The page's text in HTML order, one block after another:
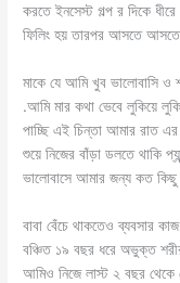
করতে ইনসেস্ট গল্প র দিকে
ফিলিং হয় তারপর আসতে
মাকে যে আমি খুব ভালোবাসি ও
.আমি মার কথা ভেবে লুকিয়ে
পাচ্ছি এই চিন্তা আমার রাত
শুয়ে নিজের বাঁড়া ডলতে থাকি
ভালোবাসে আমার জন্য কত কিছু
বাবা বেঁচে থাকতেও ব্যবসার
বঞ্চিত ১৯ বছর ধরে অভুক্ত
আমিও নিজে লাস্ট ২ বছর থেকে